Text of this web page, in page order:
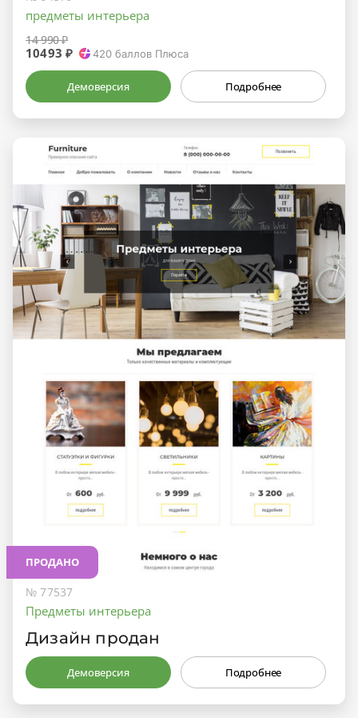
предметы интерьера
14 990 ₽
10493 ₽ 420 баллов Плюса
Демоверсия Подробнее
ПРОДАНО
№ 77537
Предметы интерьера
Дизайн продан
Демоверсия Подробнее